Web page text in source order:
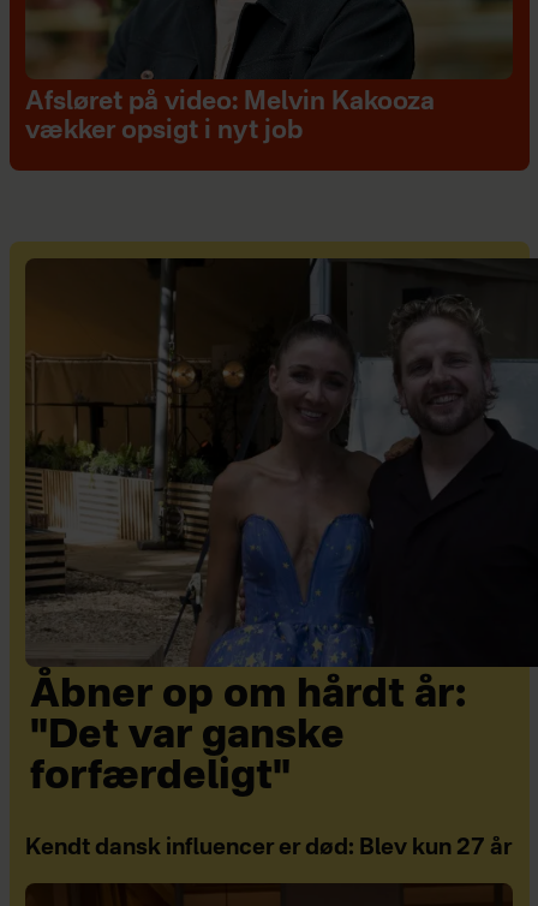
Afsløret på video: Melvin Kakooza
vækker opsigt i nyt job
Åbner op om hårdt år:
"Det var ganske
forfærdeligt"
Kendt dansk influencer er død: Blev kun 27 år